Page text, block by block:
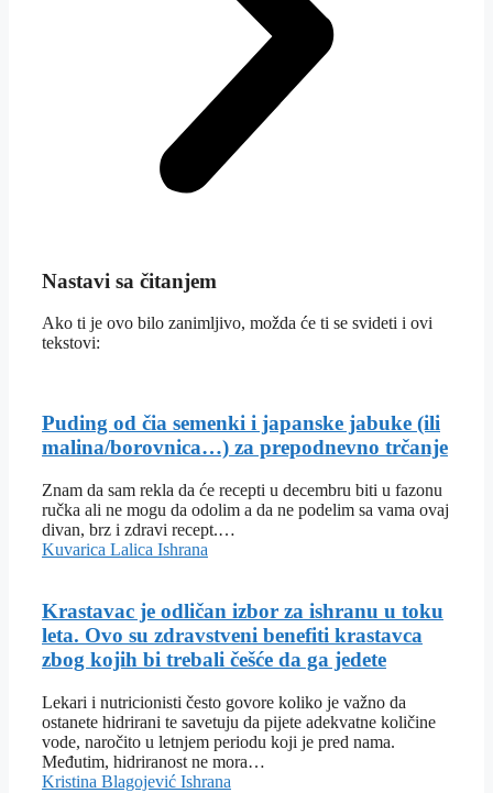
Nastavi sa čitanjem
Ako ti je ovo bilo zanimljivo, možda će ti se svideti i ovi
tekstovi:
Puding od čia semenki i japanske jabuke (ili
malina/borovnica…) za prepodnevno trčanje
Znam da sam rekla da će recepti u decembru biti u fazonu
ručka ali ne mogu da odolim a da ne podelim sa vama ovaj
divan, brz i zdravi recept.…
Kuvarica Lalica Ishrana
Krastavac je odličan izbor za ishranu u toku
leta. Ovo su zdravstveni benefiti krastavca
zbog kojih bi trebali češće da ga jedete
Lekari i nutricionisti često govore koliko je važno da
ostanete hidrirani te savetuju da pijete adekvatne količine
vode, naročito u letnjem periodu koji je pred nama.
Međutim, hidriranost ne mora…
Kristina Blagojević Ishrana